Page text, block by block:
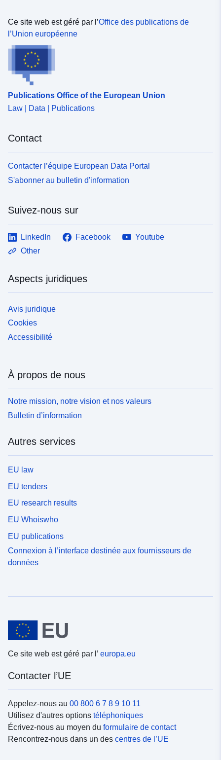
Ce site web est géré par l’Office des publications de
l’Union européenne
Publications Office of the European Union
Law | Data | Publications
Contact
Contacter l’équipe European Data Portal
S'abonner au bulletin d'information
Suivez-nous sur
LinkedIn Facebook
Youtube
Other
Aspects juridiques
Avis juridique
Cookies
Accessibilité
À propos de nous
Notre mission, notre vision et nos valeurs
Bulletin d’information
Autres services
EU law
EU tenders
EU research results
EU Whoiswho
EU publications
Connexion à l’interface destinée aux fournisseurs de
données
Ce site web est géré par l’ europa.eu
Contacter l’UE
Appelez-nous au 00 800 6 7 8 9 10 11
Utilisez d'autres options téléphoniques
Écrivez-nous au moyen du formulaire de contact
Rencontrez-nous dans un des centres de l’UE